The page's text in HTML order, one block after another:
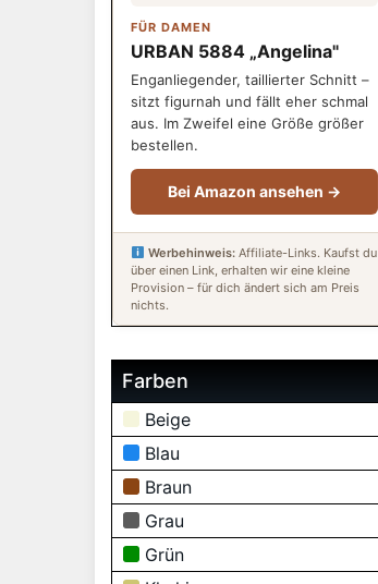
FÜR DAMEN
URBAN 5884 „Angelina"
Enganliegender, taillierter Schnitt –
sitzt figurnah und fällt eher schmal
aus. Im Zweifel eine Größe größer
bestellen.
Bei Amazon ansehen →
Werbehinweis:Affiliate-Links. Kaufst du
über einen Link, erhalten wir eine kleine
Provision – für dich ändert sich am Preis
nichts.
Farben
Beige
Blau
Braun
Grau
Grün